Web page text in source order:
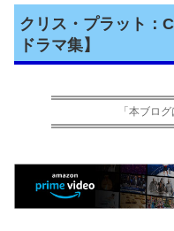
クリス・プラット：
ドラマ集】
「本ブロ